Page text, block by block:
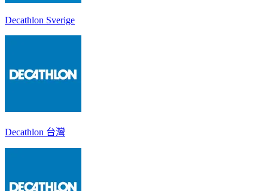
Decathlon Sverige
Decathlon 台灣